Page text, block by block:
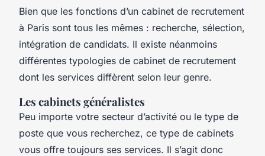
Bien que les fonctions d’un cabinet de recrutement
à Paris sont tous les mêmes : recherche, sélection,
intégration de candidats. Il existe néanmoins
différentes typologies de cabinet de recrutement
dont les services diffèrent selon leur genre.
Les cabinets généralistes
Peu importe votre secteur d’activité ou le type de
poste que vous recherchez, ce type de cabinets
vous offre toujours ses services. Il s’agit donc